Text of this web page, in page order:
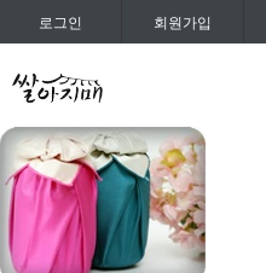
로그인 회원가입